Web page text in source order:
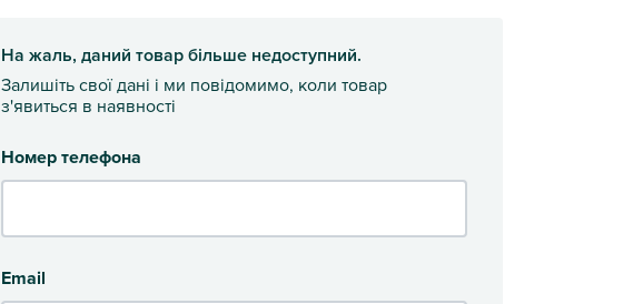
На жаль, даний товар більше недоступний.
Залишіть свої дані і ми повідомимо, коли товар
з'явиться в наявності
Номер телефона
Email